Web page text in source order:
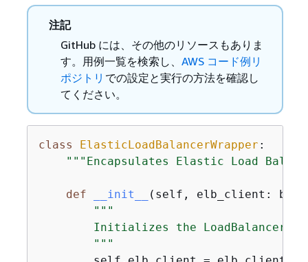
注記
GitHub には、その他のリソースもありま
す。用例一覧を検索し、 AWS コード例リ
ポジトリ での設定と実行の方法を確認し
てください。
class ElasticLoadBalancerWrapper :
"""Encapsulates Elastic Load
def __init__ ( self, elb_client:
"""
Initializes the LoadBalancer
        """